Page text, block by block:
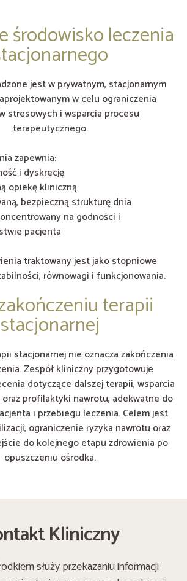
środowisko leczenia
jest w prywatnym, stacjonarnym
w celu ograniczenia
stresowych i wsparcia procesu
terapeutycznego.
zapewnia:
i dyskrecję
opiekę kliniczną
bezpieczną strukturę dnia
na godności i
pacjenta
traktowany jest jako stopniowe
równowagi i funkcjonowania.
terapii
stacjonarnej
stacjonarnej nie oznacza zakończenia
Zespół kliniczny przygotowuje
dotyczące dalszej terapii, wsparcia
profilaktyki nawrotu, adekwatne do
i przebiegu leczenia. Celem jest
ograniczenie ryzyka nawrotu oraz
do kolejnego etapu zdrowienia po
opuszczeniu ośrodka.
Kliniczny
służy przekazaniu informacji